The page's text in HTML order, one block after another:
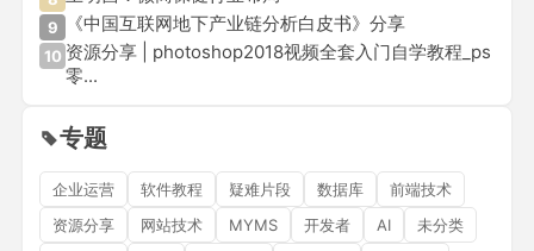
9 《中国互联网地下产业链分析白皮书》分享
10 资源分享 | photoshop2018视频全套入门自学教程_ps
零...
专题
企业运营 软件教程 疑难片段 数据库
前端技术
资源分享
网站技术 MYMS 开发者 AI
未分类